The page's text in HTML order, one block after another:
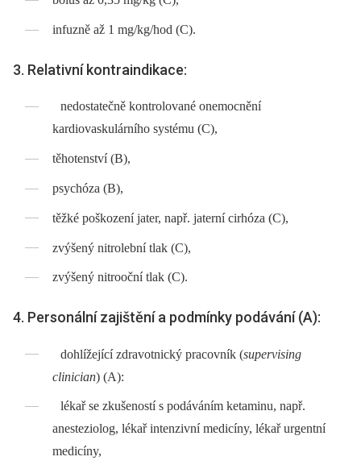
infuzně až 1 mg/kg/hod (C).
3. Relativní kontraindikace:
nedostatečně kontrolované onemocnění
kardiovaskulárního systému (C),
těhotenství (B),
psychóza (B),
těžké poškození jater, např. jaterní cirhóza (C),
zvýšený nitrolební tlak (C),
zvýšený nitrooční tlak (C).
4. Personální zajištění a podmínky podávání (A):
dohlížející zdravotnický pracovník (supervising
clinician) (A):
lékař se zkušeností s podáváním ketaminu, např.
anesteziolog, lékař intenzivní medicíny, lékař urgentní
medicíny,